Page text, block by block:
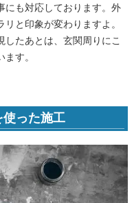
にも対応しております。外
と印象が変わりますよ。
たあとは、玄関周りにこ
す。
使った施工